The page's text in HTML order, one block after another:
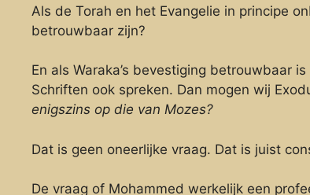
Als de Torah en het Evangelie in principe
betrouwbaar zijn?
En als Waraka’s bevestiging betrouwbaar
Schriften ook spreken. Dan mogen wij
enigszins op die van Mozes?
Dat is geen oneerlijke vraag. Dat is juist
De vraag of Mohammed werkelijk een